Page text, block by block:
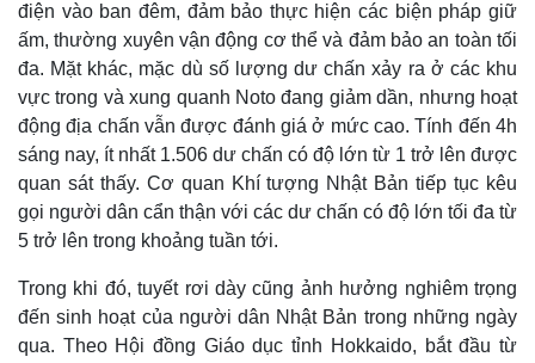
điện vào ban đêm, đảm bảo thực hiện các biện pháp giữ
ấm, thường xuyên vận động cơ thể và đảm bảo an toàn tối
đa. Mặt khác, mặc dù số lượng dư chấn xảy ra ở các khu
vực trong và xung quanh Noto đang giảm dần, nhưng hoạt
động địa chấn vẫn được đánh giá ở mức cao. Tính đến 4h
sáng nay, ít nhất 1.506 dư chấn có độ lớn từ 1 trở lên được
quan sát thấy. Cơ quan Khí tượng Nhật Bản tiếp tục kêu
gọi người dân cẩn thận với các dư chấn có độ lớn tối đa từ
5 trở lên trong khoảng tuần tới.
Trong khi đó, tuyết rơi dày cũng ảnh hưởng nghiêm trọng
đến sinh hoạt của người dân Nhật Bản trong những ngày
qua. Theo Hội đồng Giáo dục tỉnh Hokkaido, bắt đầu từ